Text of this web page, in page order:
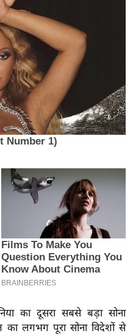
का दूसरा सबसे बड़ा सोना
लगभग पूरा सोना विदेशों से